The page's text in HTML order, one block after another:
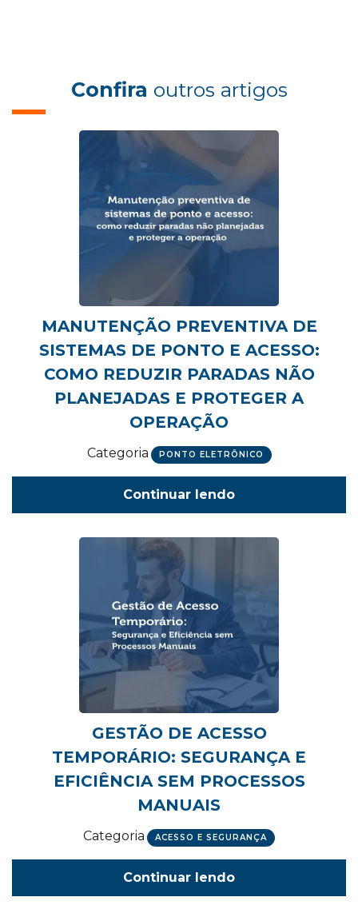
Confira outros artigos
MANUTENÇÃO PREVENTIVA DE
SISTEMAS DE PONTO E ACESSO:
COMO REDUZIR PARADAS NÃO
PLANEJADAS E PROTEGER A
OPERAÇÃO
Categoria PONTO ELETRÔNICO
Continuar lendo
GESTÃO DE ACESSO
TEMPORÁRIO: SEGURANÇA E
EFICIÊNCIA SEM PROCESSOS
MANUAIS
Categoria ACESSO E SEGURANÇA
Continuar lendo